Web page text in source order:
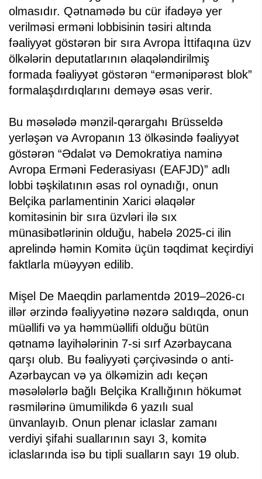
olmasıdır. Qətnamədə bu cür ifadəyə yer
verilməsi erməni lobbisinin təsiri altında
fəaliyyət göstərən bir sıra Avropa İttifaqına üzv
ölkələrin deputatlarının əlaqələndirilmiş
formada fəaliyyət göstərən “ermənipərəst blok”
formalaşdırdıqlarını deməyə əsas verir.
Bu məsələdə mənzil-qərargahı Brüsseldə
yerləşən və Avropanın 13 ölkəsində fəaliyyət
göstərən “Ədalət və Demokratiya naminə
Avropa Erməni Federasiyası (EAFJD)” adlı
lobbi təşkilatının əsas rol oynadığı, onun
Belçika parlamentinin Xarici əlaqələr
komitəsinin bir sıra üzvləri ilə sıx
münasibətlərinin olduğu, habelə 2025-ci ilin
aprelində həmin Komitə üçün təqdimat keçirdiyi
faktlarla müəyyən edilib.
Mişel De Maeqdin parlamentdə 2019–2026-cı
illər ərzində fəaliyyətinə nəzərə saldıqda, onun
müəllifi və ya həmmüəllifi olduğu bütün
qətnamə layihələrinin 7-si sırf Azərbaycana
qarşı olub. Bu fəaliyyəti çərçivəsində o anti-
Azərbaycan və ya ölkəmizin adı keçən
məsələlərlə bağlı Belçika Krallığının hökumət
rəsmilərinə ümumilikdə 6 yazılı sual
ünvanlayıb. Onun plenar iclaslar zamanı
verdiyi şifahi suallarının sayı 3, komitə
iclaslarında isə bu tipli sualların sayı 19 olub.